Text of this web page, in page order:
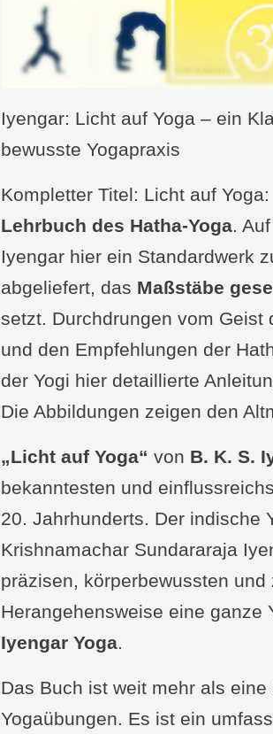
Iyengar: Licht auf Yoga – ein
bewusste Yogapraxis
Kompletter Titel: Licht auf Yoga:
Lehrbuch des Hatha-Yoga.
Iyengar hier ein Standardwerk
abgeliefert, das Maßstäbe
setzt. Durchdrungen vom Geist
und den Empfehlungen der
der Yogi hier detaillierte
Die Abbildungen zeigen den
„Licht auf Yoga“ von B. K. S.
bekanntesten und
20. Jahrhunderts. Der indische
Krishnamachar Sundararaja
präzisen, körperbewussten
Herangehensweise eine ganze
Iyengar Yoga.
Das Buch ist weit mehr als
Yogaübungen. Es ist ein